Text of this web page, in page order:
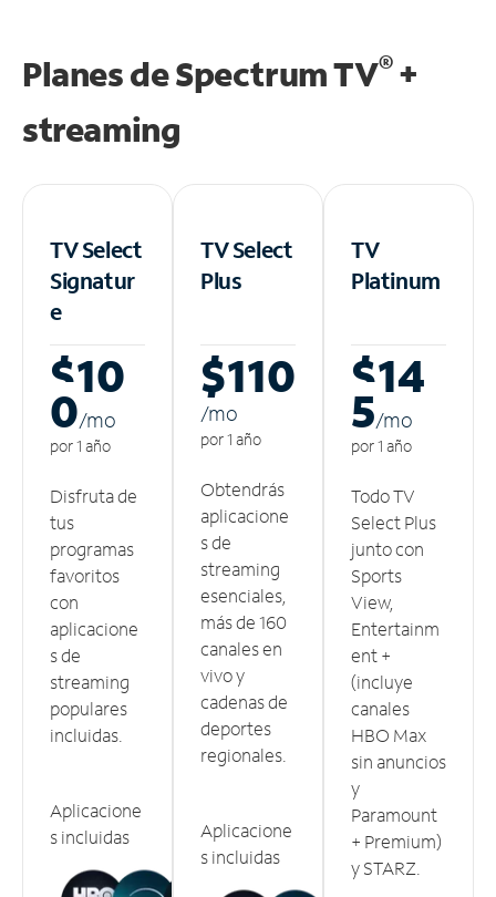
Planes de Spectrum TV®+
streaming
TV Select
Signatur
e
$10
0/mo
por 1 año
Disfruta de
tus
programas
favoritos
con
aplicacione
s de
streaming
populares
incluidas.
Aplicacione
s incluidas
TV Select
Plus
$110
/mo
por 1 año
Obtendrás
aplicacione
s de
streaming
esenciales,
más de 160
canales en
vivo y
cadenas de
deportes
regionales.
Aplicacione
s incluidas
TV
Platinum
$14
5/mo
por 1 año
Todo TV
Select Plus
junto con
Sports
View,
Entertainm
ent +
(incluye
canales
HBO Max
sin anuncios
y
Paramount
+ Premium)
y STARZ.